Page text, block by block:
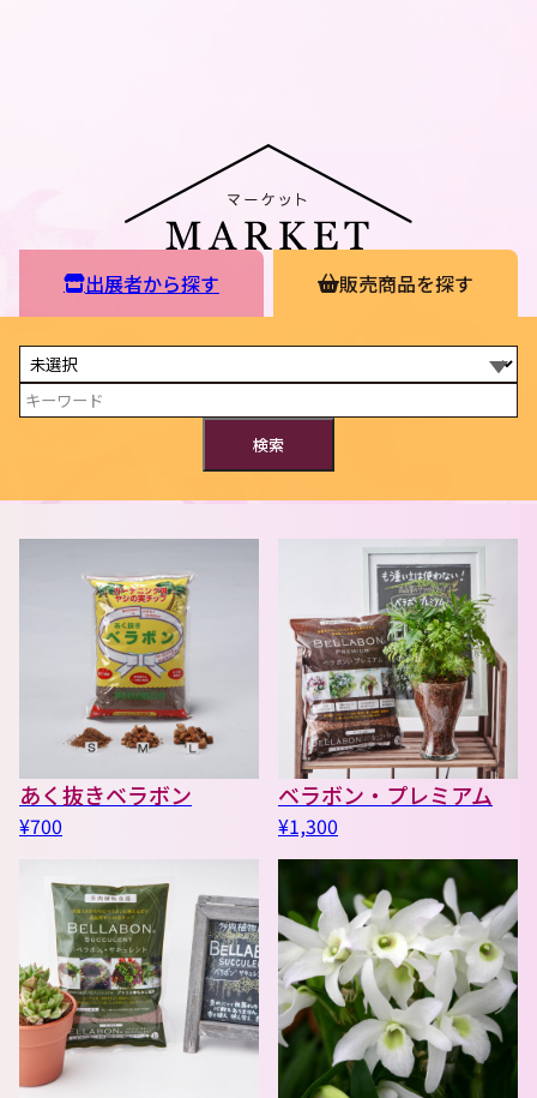
出展者から探す 販売商品を探す
検索
あく抜きベラボン
¥700
ベラボン・プレミアム
¥1,300